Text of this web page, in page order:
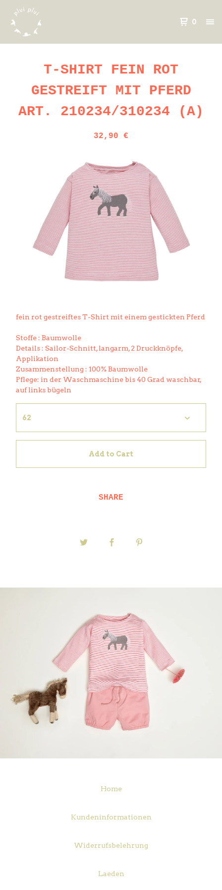
0
T-SHIRT FEIN ROT
GESTREIFT MIT PFERD
ART. 210234/310234 (A)
32,90 €
fein rot gestreiftes T-Shirt mit einem gestickten Pferd
Stoffe : Baumwolle
Details : Sailor-Schnitt, langarm, 2 Druckknöpfe,
Applikation
Zusammenstellung : 100% Baumwolle
Pflege: in der Waschmaschine bis 40 Grad waschbar,
auf links bügeln
Add to Cart
SHARE
Home
Kundeninformationen
Widerrufsbelehrung
Laeden